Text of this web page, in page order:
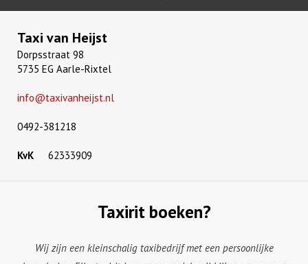
Taxi van Heijst
Dorpsstraat 98
5735 EG Aarle-Rixtel
info@taxivanheijst.nl
0492-381218
KvK 62333909
Taxirit boeken?
Wij zijn een kleinschalig taxibedrijf met een persoonlijke